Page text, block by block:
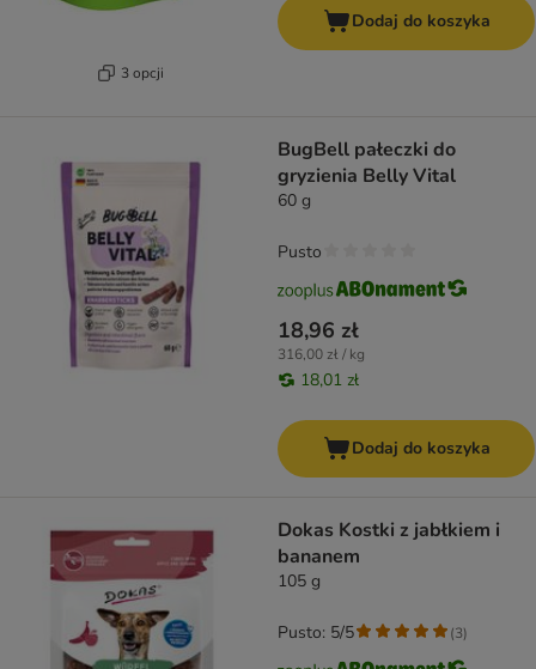
3 opcji
Dodaj do koszyka
BugBell pałeczki do
gryzienia Belly Vital
60 g
18,96 zł
316,00 zł / kg
18,01 zł
Pusto
Dodaj do koszyka
Dokas Kostki z jabłkiem i
bananem
105 g
Pusto: 5/5 (3)